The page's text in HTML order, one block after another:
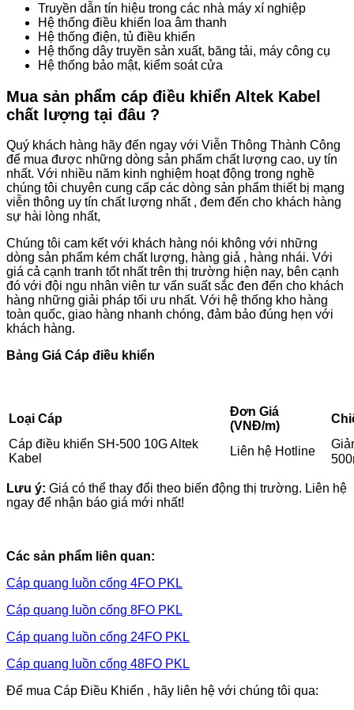
Truyền dẫn tín hiệu trong các nhà máy xí nghiệp
Hệ thống điều khiển loa âm thanh
Hệ thống điện, tủ điều khiển
Hệ thống dây truyền sản xuất, băng tải, máy công cụ
Hệ thống bảo mật, kiểm soát cửa
Mua sản phẩm cáp điều khiển Altek Kabel
chất lượng tại đâu ?
Quý khách hàng hãy đến ngay với Viễn Thông Thành Công
để mua được những dòng sản phẩm chất lượng cao, uy tín
nhất. Với nhiều năm kinh nghiệm hoạt động trong nghề
chúng tôi chuyên cung cấp các dòng sản phẩm thiết bị mạng
viễn thông uy tín chất lượng nhất , đem đến cho khách hàng
sự hài lòng nhất,
Chúng tôi cam kết với khách hàng nói không với những
dòng sản phẩm kém chất lượng, hàng giả , hàng nhái. Với
giá cả cạnh tranh tốt nhất trên thị trường hiện nay, bên cạnh
đó với đội ngu nhân viên tư vấn suất sắc đen đến cho khách
hàng những giải pháp tối ưu nhất. Với hệ thống kho hàng
toàn quốc, giao hàng nhanh chóng, đảm bảo đúng hẹn với
khách hàng.
Bảng Giá Cáp điều khiển
Loại Cáp
Đơn Giá
(VNĐ/m)
Cáp điều khiển SH-500 10G Altek
Kabel
Liên hệ Hotline
Lưu ý: Giá có thể thay đổi theo biến động thị trường. Liên hệ
ngay để nhận báo giá mới nhất!
Các sản phẩm liên quan:
Cáp quang luồn cống 4FO PKL
Cáp quang luồn cống 8FO PKL
Cáp quang luồn cống 24FO PKL
Cáp quang luồn cống 48FO PKL
Để mua Cáp Điều Khiển , hãy liên hệ với chúng tôi qua: